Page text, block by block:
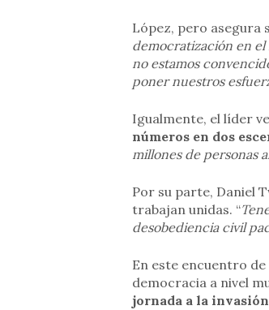
López, pero asegura
democratización en
no estamos
poner nuestros
Igualmente, el líder
números en dos
millones de personas
Por su parte, Daniel
trabajan unidas. “
desobediencia civil
En este encuentro
democracia a nivel
jornada a la